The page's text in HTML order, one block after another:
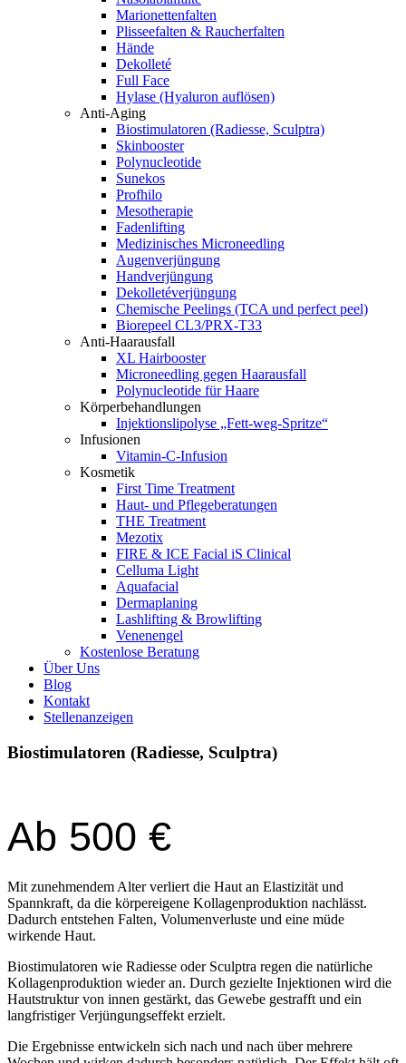
Marionettenfalten
Plisseefalten & Raucherfalten
Hände
Dekolleté
Full Face
Hylase (Hyaluron auflösen)
Anti-Aging
Biostimulatoren (Radiesse, Sculptra)
Skinbooster
Polynucleotide
Sunekos
Profhilo
Mesotherapie
Fadenlifting
Medizinisches Microneedling
Augenverjüngung
Handverjüngung
Dekolletéverjüngung
Chemische Peelings (TCA und perfect peel)
Biorepeel CL3/PRX-T33
Anti-Haarausfall
XL Hairbooster
Microneedling gegen Haarausfall
Polynucleotide für Haare
Körperbehandlungen
Injektionslipolyse „Fett-weg-Spritze“
Infusionen
Vitamin-C-Infusion
Kosmetik
First Time Treatment
Haut- und Pflegeberatungen
THE Treatment
Mezotix
FIRE & ICE Facial iS Clinical
Celluma Light
Aquafacial
Dermaplaning
Lashlifting & Browlifting
Venenengel
Kostenlose Beratung
Über Uns
Blog
Kontakt
Stellenanzeigen
Biostimulatoren (Radiesse, Sculptra)
Ab 500 €
Mit zunehmendem Alter verliert die Haut an Elastizität und
Spannkraft, da die körpereigene Kollagenproduktion nachlässt.
Dadurch entstehen Falten, Volumenverluste und eine müde
wirkende Haut.
Biostimulatoren wie Radiesse oder Sculptra regen die natürliche
Kollagenproduktion wieder an. Durch gezielte Injektionen wird die
Hautstruktur von innen gestärkt, das Gewebe gestrafft und ein
langfristiger Verjüngungseffekt erzielt.
Die Ergebnisse entwickeln sich nach und nach über mehrere